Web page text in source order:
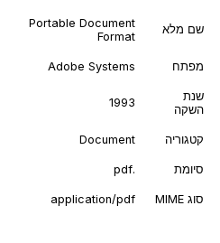
שם מלא
Portable Document
Format
מפתח Adobe Systems
שנת
השקה
1993
קטגוריה Document
סיומת .pdf
סוג MIME application/pdf